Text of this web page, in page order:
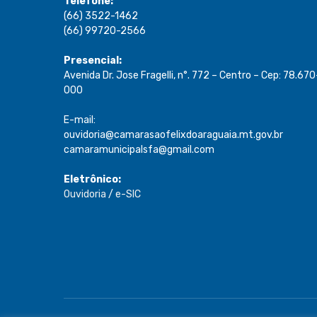
(66) 3522-1462
(66) 99720-2566
Presencial:
Avenida Dr. Jose Fragelli, n°. 772 – Centro – Cep:
000
E-mail:
ouvidoria@camarasaofelixdoaraguaia.mt.gov.br
camaramunicipalsfa@gmail.com
Eletrônico:
Ouvidoria / e-SIC